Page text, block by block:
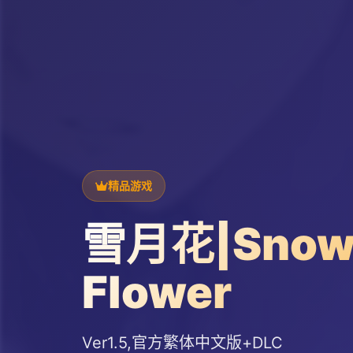
精品游戏
雪月花
Flower
Ver1.5,官方繁体中文版+DLC